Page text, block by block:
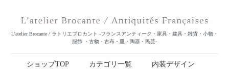
L'atelier Brocante / ラトリエブロカント -フランスアンティーク・家具・建具・雑貨・小物・
服飾 ・古物・古布・皿・陶器・民芸-
ショップTOP カテゴリ一覧 内装デザイン